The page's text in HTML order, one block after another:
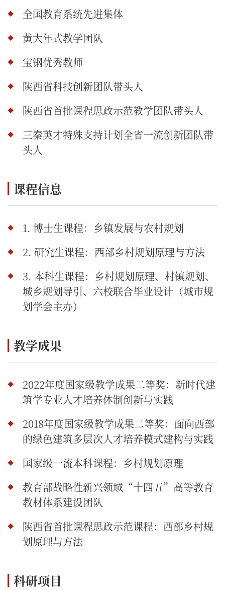
全国教育系统先进集体
黄大年式教学团队
宝钢优秀教师
陕西省科技创新团队带头人
陕西省首批课程思政示范教学团队带头人
三秦英才特殊支持计划全省一流创新团队带
头人
课程信息
1. 博士生课程：乡镇发展与农村规划
2. 研究生课程：西部乡村规划原理与方法
3. 本科生课程：乡村规划原理、村镇规划、
城乡规划导引、六校联合毕业设计（城市规
划学会主办）
教学成果
2022年度国家级教学成果二等奖：新时代建
筑学专业人才培养体制创新与实践
2018年度国家级教学成果二等奖：面向西部
的绿色建筑多层次人才培养模式建构与实践
国家级一流本科课程：乡村规划原理
教育部战略性新兴领域“十四五”高等教育
教材体系建设团队
陕西省首批课程思政示范课程： 西部乡村规
划原理与方法
科研项目